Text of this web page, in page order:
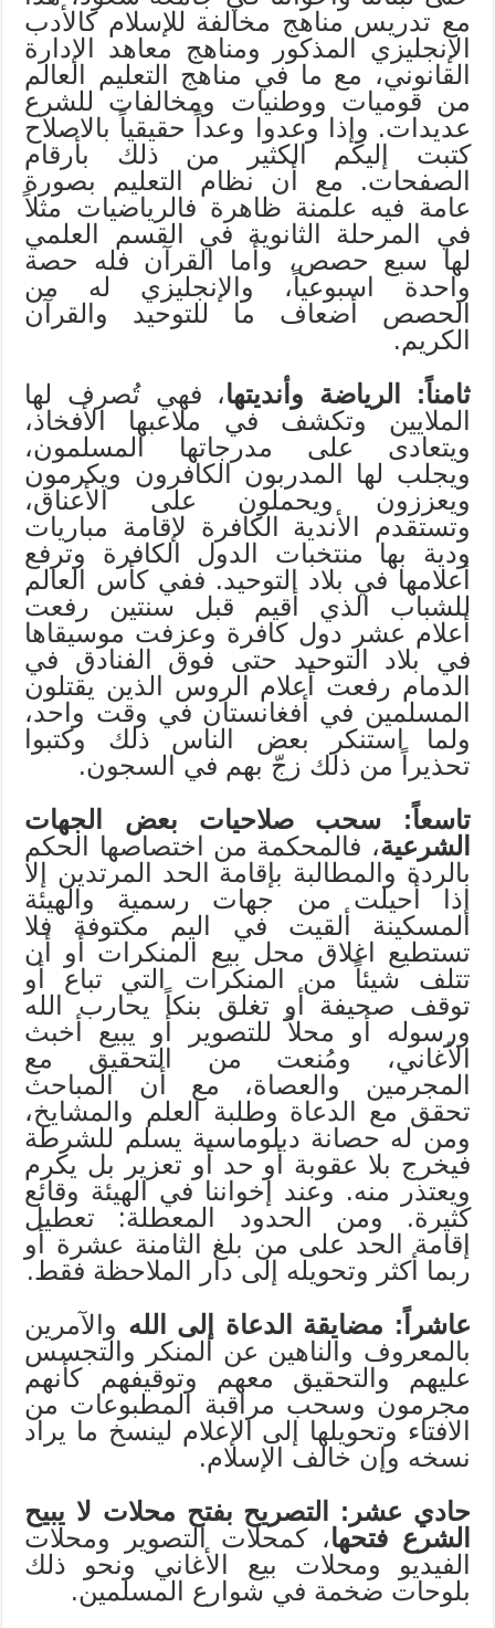
مع تدريس مناهج مخالفة للإسلام كالأدب
الإنجليزي المذكور ومناهج معاهد الإدارة
القانوني، مع ما في مناهج التعليم العالم
من قوميات ووطنيات ومخالفات للشرع
عديدات. وإذا وعدوا وعداً حقيقياً بالاصلاح
كتبت إليكم الكثير من ذلك بأرقام
الصفحات. مع أن نظام التعليم بصورة
عامة فيه علمنة ظاهرة فالرياضيات مثلاً
في المرحلة الثانوية في القسم العلمي
لها سبع حصص، وأما القرآن فله حصة
واحدة اسبوعياً، والإنجليزي له من
الحصص أضعاف ما للتوحيد والقرآن
الكريم.
ثامناً: الرياضة وأنديتها، فهي تُصرف لها
الملايين وتكشف في ملاعبها الأفخاذ،
ويتعادى على مدرجاتها المسلمون،
ويجلب لها المدربون الكافرون ويكرمون
ويعززون ويحملون على الأعناق،
وتستقدم الأندية الكافرة لإقامة مباريات
ودية بها منتخبات الدول الكافرة وترفع
أعلامها في بلاد التوحيد. ففي كأس العالم
للشباب الذي أقيم قبل سنتين رفعت
أعلام عشر دول كافرة وعزفت موسيقاها
في بلاد التوحيد حتى فوق الفنادق في
الدمام رفعت أعلام الروس الذين يقتلون
المسلمين في أفغانستان في وقت واحد،
ولما استنكر بعض الناس ذلك وكتبوا
تحذيراً من ذلك زجّ بهم في السجون.
تاسعاً: سحب صلاحيات بعض الجهات
الشرعية، فالمحكمة من اختصاصها الحكم
بالردة والمطالبة بإقامة الحد المرتدين إلا
إذا أحيلت من جهات رسمية والهيئة
المسكينة ألقيت في اليم مكتوفة فلا
تستطيع اغلاق محل بيع المنكرات أو أن
تتلف شيئاً من المنكرات التي تباع أو
توقف صحيفة أو تغلق بنكاً يحارب الله
ورسوله أو محلاً للتصوير أو يبيع أخبث
الأغاني، ومُنعت من التحقيق مع
المجرمين والعصاة، مع أن المباحث
تحقق مع الدعاة وطلبة العلم والمشايخ،
ومن له حصانة دبلوماسية يسلم للشرطة
فيخرج بلا عقوبة أو حد أو تعزير بل يكرم
ويعتذر منه. وعند إخواننا في الهيئة وقائع
كثيرة. ومن الحدود المعطلة: تعطيل
إقامة الحد على من بلغ الثامنة عشرة أو
ربما أكثر وتحويله إلى دار الملاحظة فقط.
عاشراً: مضايقة الدعاة إلى الله والآمرين
بالمعروف والناهين عن المنكر والتجسس
عليهم والتحقيق معهم وتوقيفهم كأنهم
مجرمون وسحب مراقبة المطبوعات من
الافتاء وتحويلها إلى الإعلام لينسخ ما يراد
نسخه وإن خالف الإسلام.
حادي عشر: التصريح بفتح محلات لا يبيح
الشرع فتحها، كمحلات التصوير ومحلات
الفيديو ومحلات بيع الأغاني ونحو ذلك
بلوحات ضخمة في شوارع المسلمين.